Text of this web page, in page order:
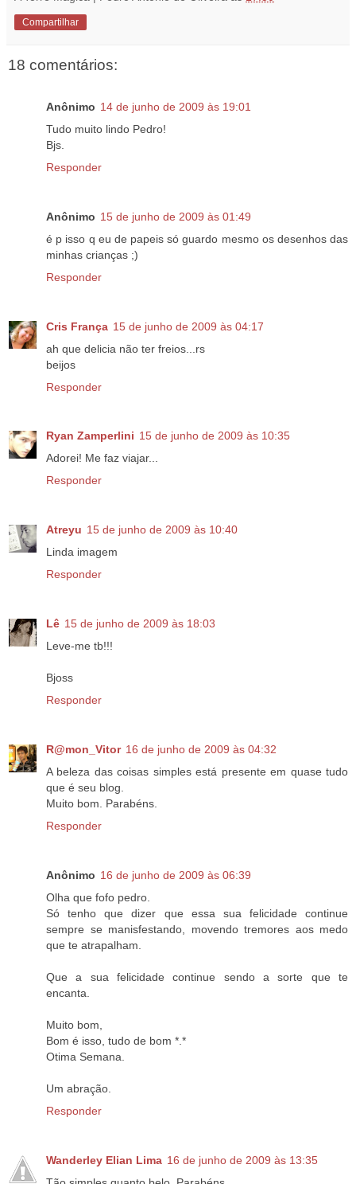
Compartilhar
18 comentários:
Anônimo 14 de junho de 2009 às 19:01
Tudo muito lindo Pedro!
Bjs.
Responder
Anônimo 15 de junho de 2009 às 01:49
é p isso q eu de papeis só guardo mesmo os desenhos das
minhas crianças ;)
Responder
Cris França 15 de junho de 2009 às 04:17
ah que delicia não ter freios...rs
beijos
Responder
Ryan Zamperlini 15 de junho de 2009 às 10:35
Adorei! Me faz viajar...
Responder
Atreyu 15 de junho de 2009 às 10:40
Linda imagem
Responder
Lê 15 de junho de 2009 às 18:03
Leve-me tb!!!
Bjoss
Responder
R@mon_Vitor 16 de junho de 2009 às 04:32
A beleza das coisas simples está presente em quase tudo
que é seu blog.
Muito bom. Parabéns.
Responder
Anônimo 16 de junho de 2009 às 06:39
Olha que fofo pedro.
Só tenho que dizer que essa sua felicidade continue
sempre se manisfestando, movendo tremores aos medo
que te atrapalham.
Que a sua felicidade continue sendo a sorte que te
encanta.
Muito bom,
Bom é isso, tudo de bom *.*
Otima Semana.
Um abração.
Responder
Wanderley Elian Lima 16 de junho de 2009 às 13:35